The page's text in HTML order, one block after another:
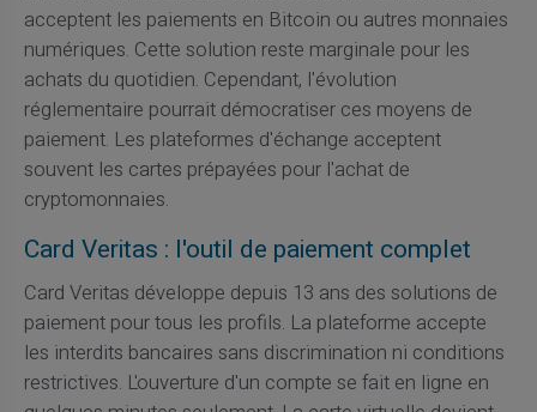
acceptent les paiements en Bitcoin ou autres monnaies
numériques. Cette solution reste marginale pour les
achats du quotidien. Cependant, l'évolution
réglementaire pourrait démocratiser ces moyens de
paiement. Les plateformes d'échange acceptent
souvent les cartes prépayées pour l'achat de
cryptomonnaies.
Card Veritas : l'outil de paiement complet
Card Veritas développe depuis 13 ans des solutions de
paiement pour tous les profils. La plateforme accepte
les interdits bancaires sans discrimination ni conditions
restrictives. L'ouverture d'un compte se fait en ligne en